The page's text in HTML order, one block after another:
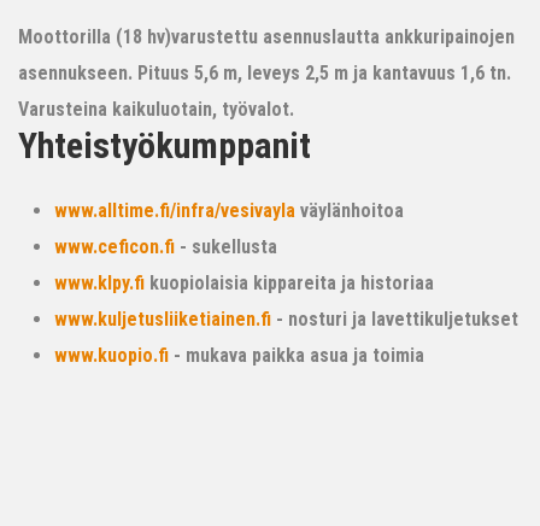
Moottorilla (18 hv)varustettu asennuslautta ankkuripainojen
asennukseen. Pituus 5,6 m, leveys 2,5 m ja kantavuus 1,6 tn.
Varusteina kaikuluotain, työvalot.
Yhteistyökumppanit
www.alltime.fi/infra/vesivayla väylänhoitoa
www.ceficon.fi - sukellusta
www.klpy.fi kuopiolaisia kippareita ja historiaa
www.kuljetusliiketiainen.fi - nosturi ja lavettikuljetukset
www.kuopio.fi - mukava paikka asua ja toimia